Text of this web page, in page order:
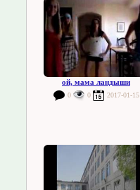
ой, мама ландыши
0 0 2017-01-15